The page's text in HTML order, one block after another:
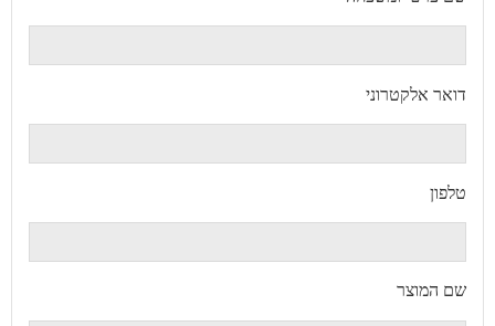
דואר אלקטרוני
טלפון
שם המוצר